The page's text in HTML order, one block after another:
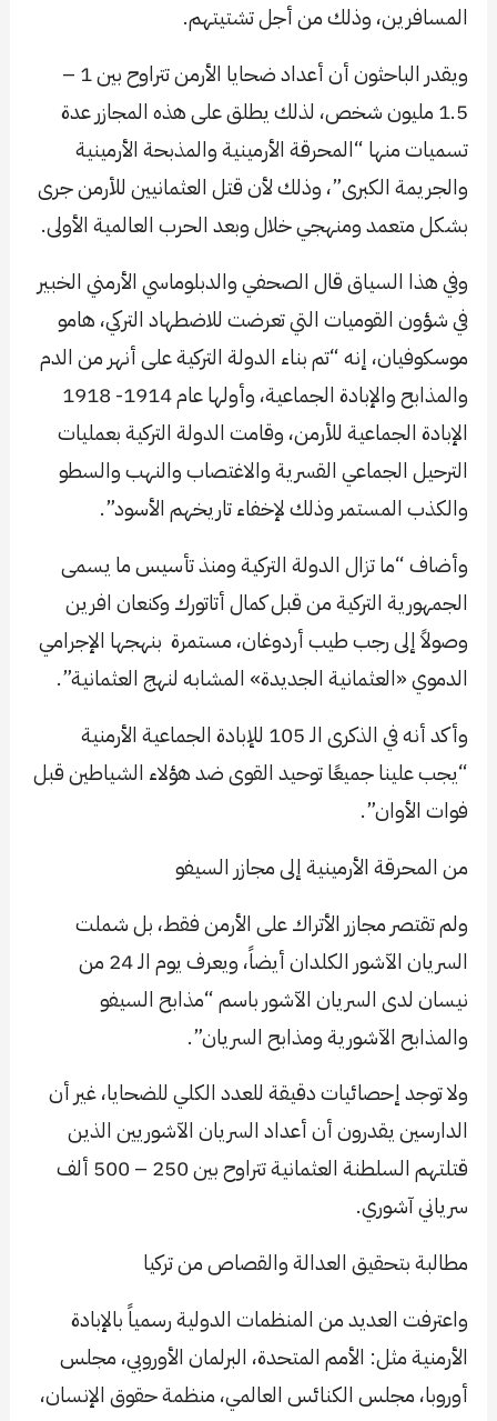
المسافرين، وذلك من أجل تشتيتهم.
ويقدر الباحثون أن أعداد ضحايا الأرمن تتراوح بين 1 –
1.5 مليون شخص، لذلك يطلق على هذه المجازر عدة
تسميات منها “المحرقة الأرمينية والمذبحة الأرمينية
والجريمة الكبرى”، وذلك لأن قتل العثمانيين للأرمن جرى
بشكل متعمد ومنهجي خلال وبعد الحرب العالمية الأولى.
وفي هذا السياق قال الصحفي والدبلوماسي الأرمني الخبير
في شؤون القوميات التي تعرضت للاضطهاد التركي، هامو
موسكوفيان، إنه “تم بناء الدولة التركية على أنهر من الدم
والمذابح والإبادة الجماعية، وأولها عام 1914- 1918
الإبادة الجماعية للأرمن، وقامت الدولة التركية بعمليات
الترحيل الجماعي القسرية والاغتصاب والنهب والسطو
والكذب المستمر وذلك لإخفاء تاريخهم الأسود”.
وأضاف “ما تزال الدولة التركية ومنذ تأسيس ما يسمى
الجمهورية التركية من قبل كمال أتاتورك وكنعان افرين
وصولاً إلى رجب طيب أردوغان، مستمرة بنهجها الإجرامي
الدموي «العثمانية الجديدة» المشابه لنهج العثمانية”.
وأكد أنه في الذكرى الـ 105 للإبادة الجماعية الأرمنية
“يجب علينا جميعًا توحيد القوى ضد هؤلاء الشياطين قبل
فوات الأوان”.
من المحرقة الأرمينية إلى مجازر السيفو
ولم تقتصر مجازر الأتراك على الأرمن فقط، بل شملت
السريان الآشور الكلدان أيضاً، ويعرف يوم الـ 24 من
نيسان لدى السريان الآشور باسم “مذابح السيفو
والمذابح الآشورية ومذابح السريان”.
ولا توجد إحصائيات دقيقة للعدد الكلي للضحايا، غير أن
الدارسين يقدرون أن أعداد السريان الآشوريين الذين
قتلتهم السلطنة العثمانية تتراوح بين 250 – 500 ألف
سرياني آشوري.
مطالبة بتحقيق العدالة والقصاص من تركيا
واعترفت العديد من المنظمات الدولية رسمياً بالإبادة
الأرمنية مثل: الأمم المتحدة، البرلمان الأوروبي، مجلس
أوروبا، مجلس الكنائس العالمي، منظمة حقوق الإنسان،